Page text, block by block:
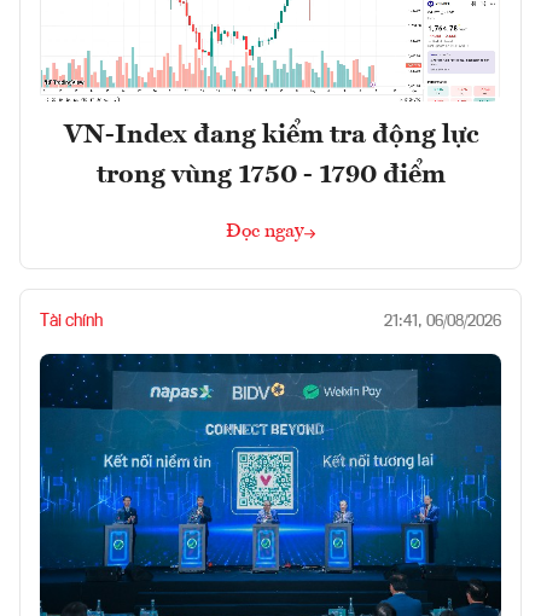
VN-Index đang kiểm tra động lực
trong vùng 1750 - 1790 điểm
Đọc ngay
Tài chính 21:41, 06/08/2026